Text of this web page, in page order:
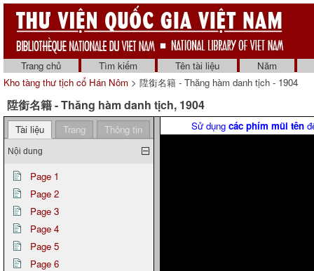
Trang chủ Tìm kiếm Tên tài liệu
Năm
Kho tàng thư tịch cổ Hán Nôm > 陞銜名籍 - Thăng hàm danh tịch - 1904
陞銜名籍 - Thăng hàm danh tịch, 1904
Tài liệu Trang Thông tin
Nội dung
Page 1
Page 2
Page 3
Page 4
Page 5
Page 6
Sử dụng các phím mũi tên